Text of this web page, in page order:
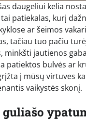
daugeliui kelia
patiekalas, kurį
ar šeimos
tačiau tuo pačiu
minkšti jautienos
patiektos bulvės ar
į mūsų virtuves
vaikystės skonį.